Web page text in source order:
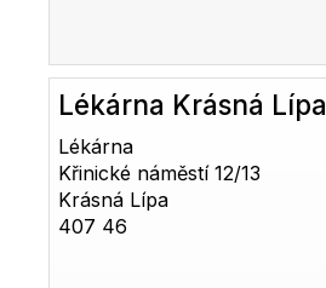
Lékárna Krásná Lípa
Lékárna
Křinické náměstí 12/13
Krásná Lípa
407 46